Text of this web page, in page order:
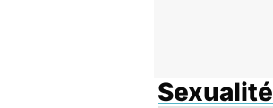
Sexualité